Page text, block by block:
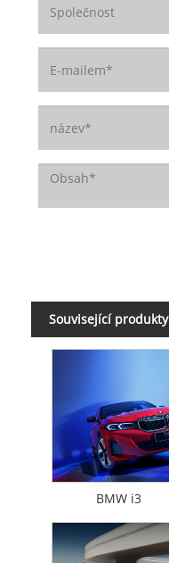
Související produkty
BMW i3